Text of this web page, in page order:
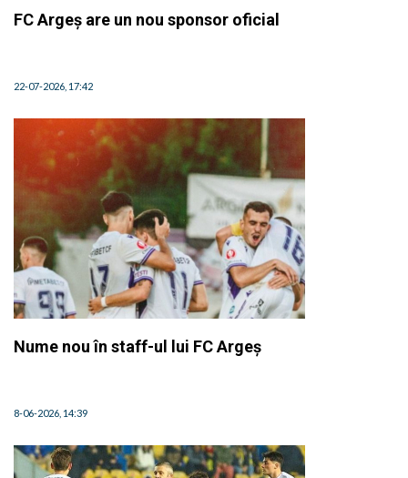
FC Argeș are un nou sponsor oficial
22-07-2026, 17:42
Nume nou în staff-ul lui FC Argeș
8-06-2026, 14:39